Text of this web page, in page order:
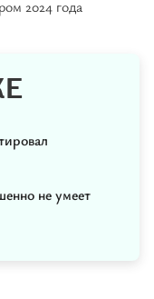
2024 года
не умеет